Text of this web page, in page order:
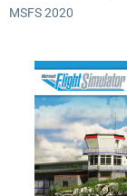
MSFS 2020